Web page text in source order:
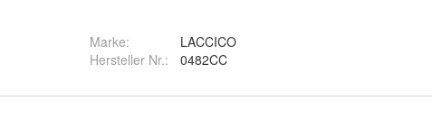
Marke:
LACCICO
Hersteller Nr.:
0482CC